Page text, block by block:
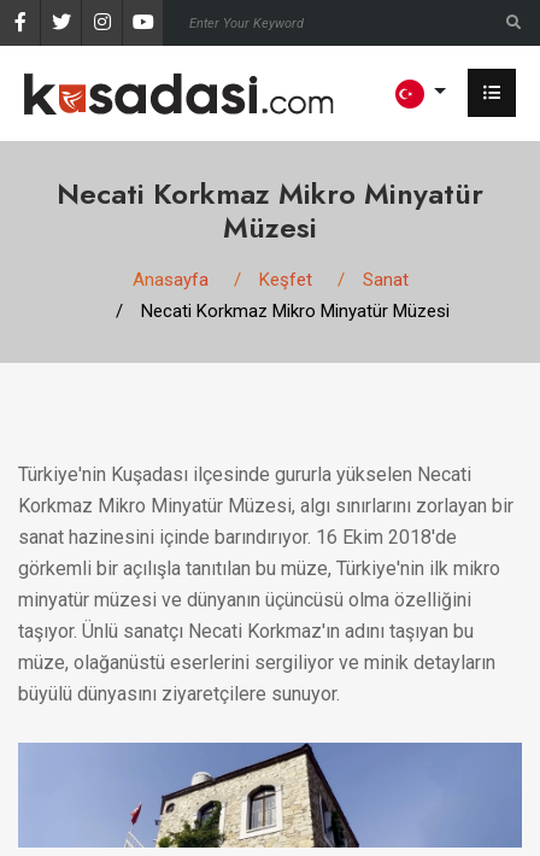
Necati Korkmaz Mikro Minyatür
Müzesi
Anasayfa Keşfet
Sanat
Necati Korkmaz Mikro Minyatür Müzesi
Türkiye'nin Kuşadası ilçesinde gururla yükselen Necati
Korkmaz Mikro Minyatür Müzesi, algı sınırlarını zorlayan bir
sanat hazinesini içinde barındırıyor. 16 Ekim 2018'de
görkemli bir açılışla tanıtılan bu müze, Türkiye'nin ilk mikro
minyatür müzesi ve dünyanın üçüncüsü olma özelliğini
taşıyor. Ünlü sanatçı Necati Korkmaz'ın adını taşıyan bu
müze, olağanüstü eserlerini sergiliyor ve minik detayların
büyülü dünyasını ziyaretçilere sunuyor.